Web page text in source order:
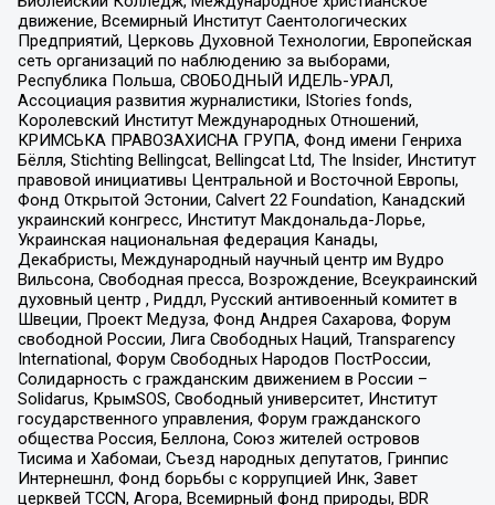
движение, Всемирный Институт Саентологических
Предприятий, Церковь Духовной Технологии, Европейская
сеть организаций по наблюдению за выборами,
Республика Польша, СВОБОДНЫЙ ИДЕЛЬ-УРАЛ,
Ассоциация развития журналистики, IStories fonds,
Королевский Институт Международных Отношений,
КРИМСЬКА ПРАВОЗАХИСНА ГРУПА, Фонд имени Генриха
Бёлля, Stichting Bellingcat, Bellingcat Ltd, The Insider, Институт
правовой инициативы Центральной и Восточной Европы,
Фонд Открытой Эстонии, Calvert 22 Foundation, Канадский
украинский конгресс, Институт Макдональда-Лорье,
Украинская национальная федерация Канады,
Декабристы, Международный научный центр им Вудро
Вильсона, Свободная пресса, Возрождение, Всеукраинский
духовный центр , Риддл, Русский антивоенный комитет в
Швеции, Проект Медуза, Фонд Андрея Сахарова, Форум
свободной России, Лига Свободных Наций, Transparеncy
International, Форум Свободных Народов ПостРоссии,
Солидарность с гражданским движением в России –
Solidarus, КрымSOS, Свободный университет, Институт
государственного управления, Форум гражданского
общества Россия, Беллона, Союз жителей островов
Тисима и Хабомаи, Съезд народных депутатов, Гринпис
Интернешнл, Фонд борьбы с коррупцией Инк, Завет
церквей TCCN, Агора, Всемирный фонд природы, BDR